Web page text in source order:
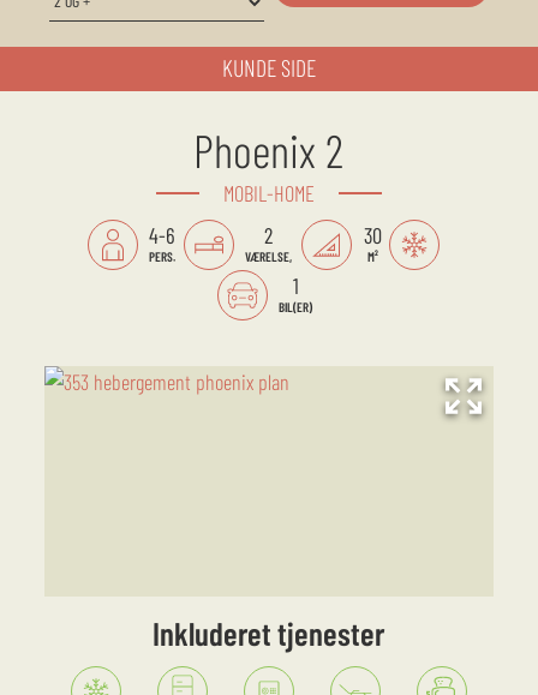
KUNDE SIDE
Phoenix 2
MOBIL-HOME
4-6
PERS.
2
VÆRELSE,
30
M²
1
BIL(ER)
Inkluderet tjenester